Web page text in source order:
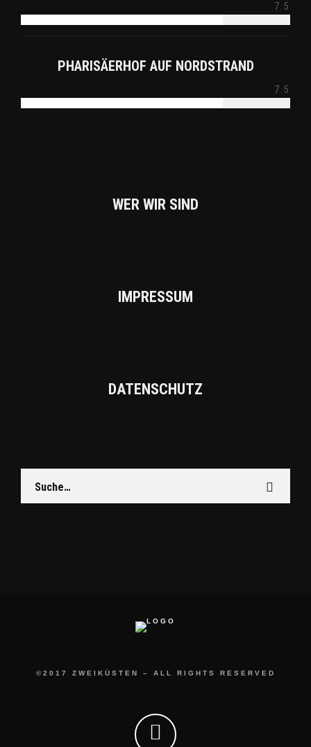
7.5
PHARISÄERHOF AUF NORDSTRAND
7.5
WER WIR SIND
IMPRES­SUM
DATEN­SCHUTZ
©2017 ZWEIKÜSTEN – ALL RIGHTS RESERVED